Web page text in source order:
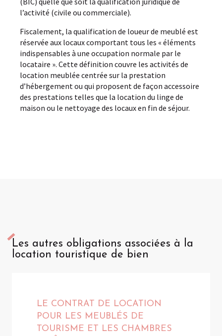
l’activité (civile ou commerciale).
Fiscalement, la qualification de loueur de meublé est
réservée aux locaux comportant tous les « éléments
indispensables à une occupation normale par le
locataire ». Cette définition couvre les activités de
location meublée centrée sur la prestation
d’hébergement ou qui proposent de façon accessoire
des prestations telles que la location du linge de
maison ou le nettoyage des locaux en fin de séjour.
Les autres obligations associées à la
location touristique de bien
LE CONTRAT DE LOCATION
POUR LES MEUBLÉS DE
TOURISME ET LES CHAMBRES